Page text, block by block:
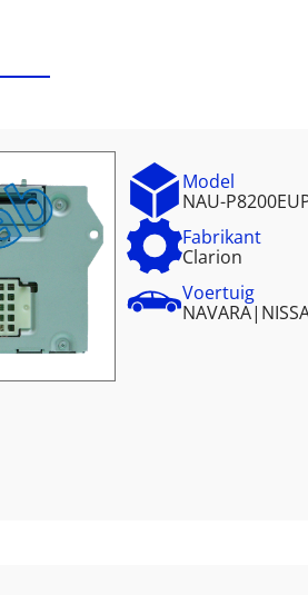
Model
NAU-
Fabrikant
Clarion
Voertuig
NAVARA|